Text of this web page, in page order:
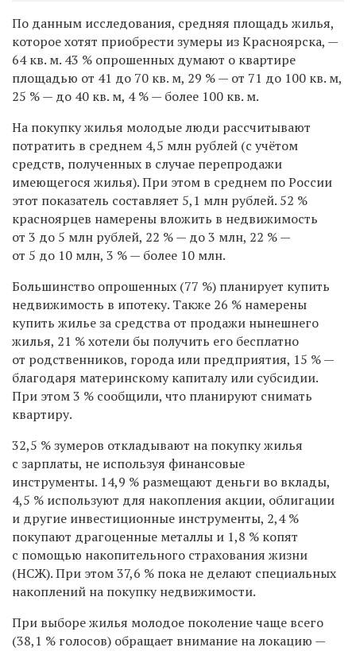
По данным исследования, средняя площадь жилья,
которое хотят приобрести зумеры из Красноярска, —
64 кв. м. 43 % опрошенных думают о квартире
площадью от 41 до 70 кв. м, 29 % — от 71 до 100 кв. м,
25 % — до 40 кв. м, 4 % — более 100 кв. м.
На покупку жилья молодые люди рассчитывают
потратить в среднем 4,5 млн рублей (с учётом
средств, полученных в случае перепродажи
имеющегося жилья). При этом в среднем по России
этот показатель составляет 5,1 млн рублей. 52 %
красноярцев намерены вложить в недвижимость
от 3 до 5 млн рублей, 22 % — до 3 млн, 22 % —
от 5 до 10 млн, 3 % — более 10 млн.
Большинство опрошенных (77 %) планирует купить
недвижимость в ипотеку. Также 26 % намерены
купить жилье за средства от продажи нынешнего
жилья, 21 % хотели бы получить его бесплатно
от родственников, города или предприятия, 15 % —
благодаря материнскому капиталу или субсидии.
При этом 3 % сообщили, что планируют снимать
квартиру.
32,5 % зумеров откладывают на покупку жилья
с зарплаты, не используя финансовые
инструменты. 14,9 % размещают деньги во вклады,
4,5 % используют для накопления акции, облигации
и другие инвестиционные инструменты, 2,4 %
покупают драгоценные металлы и 1,8 % копят
с помощью накопительного страхования жизни
(НСЖ). При этом 37,6 % пока не делают специальных
накоплений на покупку недвижимости.
При выборе жилья молодое поколение чаще всего
(38,1 % голосов) обращает внимание на локацию —